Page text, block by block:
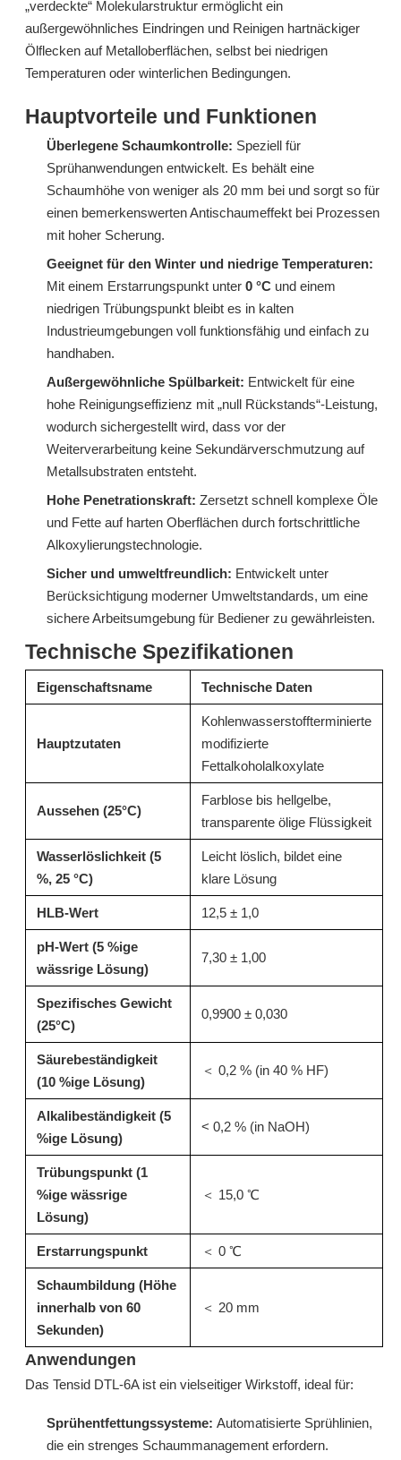
Tensid S603H (C12-C15 isomere Alkoholethoxylate)
erkundigen erkundigen
erkundigen erkundigen
erkundigen
N20: Entfettendes Tensid und isomeres Alkoholethoxylat für Küchenentfetter
erkundigen
LC228A: Hocheffizientes, schaumarmes Tensid für kommerzielle Klarspüler
erkundigen erkundigen
„verdeckte“ Molekularstruktur ermöglicht ein
außergewöhnliches Eindringen und Reinigen hartnäckiger
Ölflecken auf Metalloberflächen, selbst bei niedrigen
Temperaturen oder winterlichen Bedingungen.
Hauptvorteile und Funktionen
Überlegene Schaumkontrolle: Speziell für
Sprühanwendungen entwickelt. Es behält eine
Schaumhöhe von weniger als 20 mm bei und sorgt so für
einen bemerkenswerten Antischaumeffekt bei Prozessen
mit hoher Scherung.
Geeignet für den Winter und niedrige Temperaturen:
Mit einem Erstarrungspunkt unter 0 °C und einem
niedrigen Trübungspunkt bleibt es in kalten
Industrieumgebungen voll funktionsfähig und einfach zu
handhaben.
Außergewöhnliche Spülbarkeit: Entwickelt für eine
hohe Reinigungseffizienz mit „null Rückstands“-Leistung,
wodurch sichergestellt wird, dass vor der
Weiterverarbeitung keine Sekundärverschmutzung auf
Metallsubstraten entsteht.
Hohe Penetrationskraft: Zersetzt schnell komplexe Öle
und Fette auf harten Oberflächen durch fortschrittliche
Alkoxylierungstechnologie.
Sicher und umweltfreundlich: Entwickelt unter
Berücksichtigung moderner Umweltstandards, um eine
sichere Arbeitsumgebung für Bediener zu gewährleisten.
Technische Spezifikationen
Eigenschaftsname Technische Daten
Hauptzutaten
Kohlenwasserstoffterminierte
modifizierte
Fettalkoholalkoxylate
Aussehen (25°C)
Farblose bis hellgelbe,
transparente ölige Flüssigkeit
Wasserlöslichkeit (5
%, 25 °C)
Leicht löslich, bildet eine
klare Lösung
HLB-Wert 12,5 ± 1,0
pH-Wert (5 %ige
wässrige Lösung)
7,30 ± 1,00
Spezifisches Gewicht
(25°C)
0,9900 ± 0,030
Säurebeständigkeit
(10 %ige Lösung)
＜ 0,2 % (in 40 % HF)
Alkalibeständigkeit (5
%ige Lösung)
< 0,2 % (in NaOH)
Trübungspunkt (1
%ige wässrige
Lösung)
＜ 15,0 ℃
Erstarrungspunkt ＜ 0 ℃
Schaumbildung (Höhe
innerhalb von 60
Sekunden)
＜ 20 mm
Anwendungen
Das Tensid DTL-6A ist ein vielseitiger Wirkstoff, ideal für:
Sprühentfettungssysteme: Automatisierte Sprühlinien,
die ein strenges Schaummanagement erfordern.